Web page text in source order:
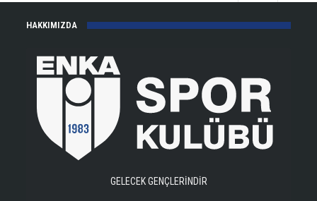
HAKKIMIZDA
GELECEK GENÇLERİNDİR